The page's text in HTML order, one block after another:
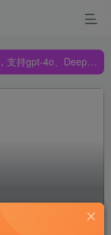
、Claude🔥🔥🔥🔥
、Claude🔥🔥🔥🔥